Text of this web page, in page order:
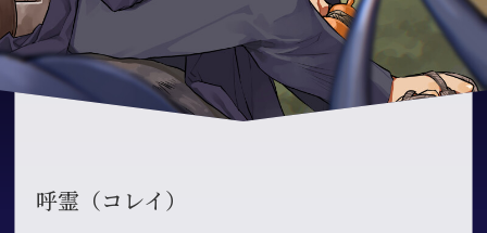
呼霊（コレイ）